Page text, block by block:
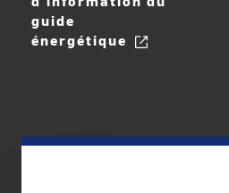
guide
énergétique